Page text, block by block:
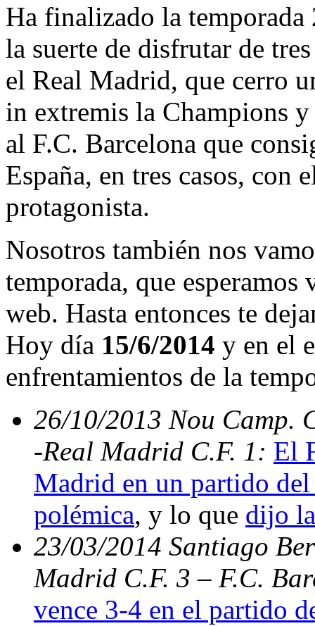
Ha finalizado la
la suerte de disfrutar de
el Real Madrid, que cerro
in extremis la Champions
al F.C. Barcelona que
España, en tres casos,
protagonista.
Nosotros también nos
temporada, que esperamos
web. Hasta entonces te
Hoy día 15/6/2014 y en el
enfrentamientos de la
26/10/2013 Nou Camp.
-Real Madrid C.F. 1: El
Madrid en un partido
polémica, y lo que dijo
23/03/2014 Santiago
Madrid C.F. 3 – F.C.
vence 3-4 en el partido